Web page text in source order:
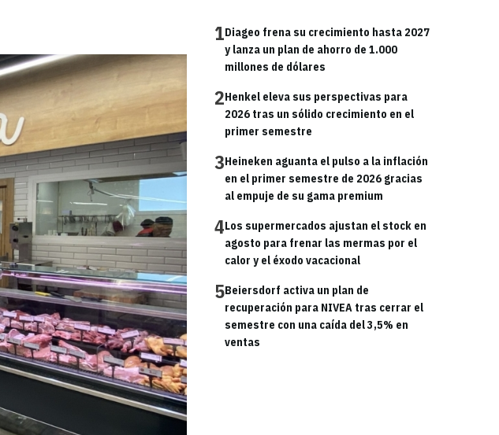
1Diageo frena su crecimiento hasta 2027
y lanza un plan de ahorro de 1.000
millones de dólares
2Henkel eleva sus perspectivas para
2026 tras un sólido crecimiento en el
primer semestre
3Heineken aguanta el pulso a la inflación
en el primer semestre de 2026 gracias
al empuje de su gama premium
4Los supermercados ajustan el stock en
agosto para frenar las mermas por el
calor y el éxodo vacacional
5Beiersdorf activa un plan de
recuperación para NIVEA tras cerrar el
semestre con una caída del 3,5% en
ventas